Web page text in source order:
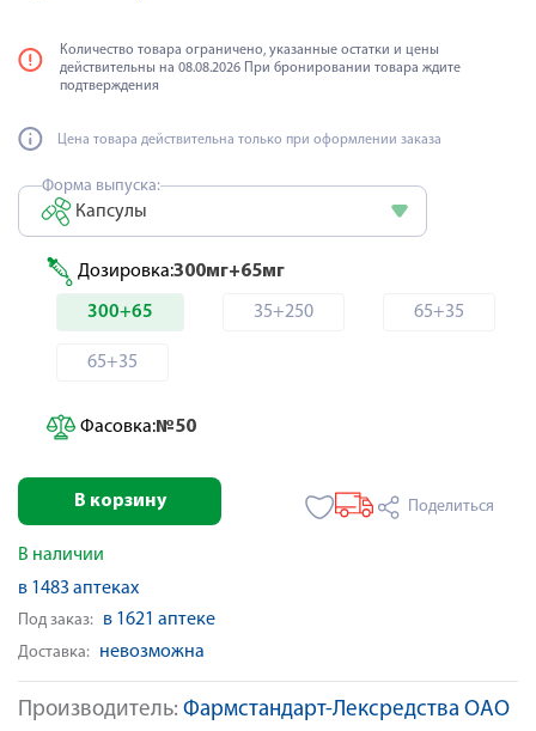
Производитель: Фармстандарт-Лексредства ОАО
Количество товара ограничено, указанные остатки и цены
действительны на 08.08.2026 При бронировании товара ждите
подтверждения
Цена товара действительна только при оформлении заказа
Форма выпуска:
Капсулы
Дозировка:300мг+65мг
300+65 35+250 65+35
65+35
Фасовка:№50
В корзину Поделиться
В наличии
в 1483 аптеках
Под заказ: в 1621 аптеке
Доставка: невозможна